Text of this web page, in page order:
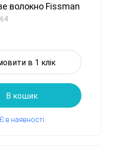
волокно Fissman
в 1 клік
В кошик
Є в наявності